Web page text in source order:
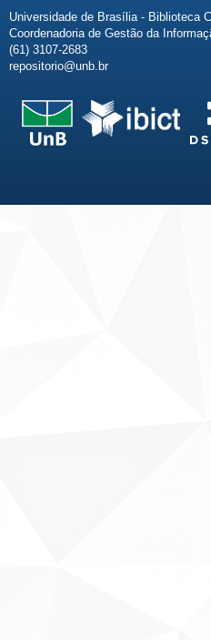
Universidade de Brasília - Biblioteca
Coordenadoria de Gestão da
(61) 3107-2683
repositorio@unb.br